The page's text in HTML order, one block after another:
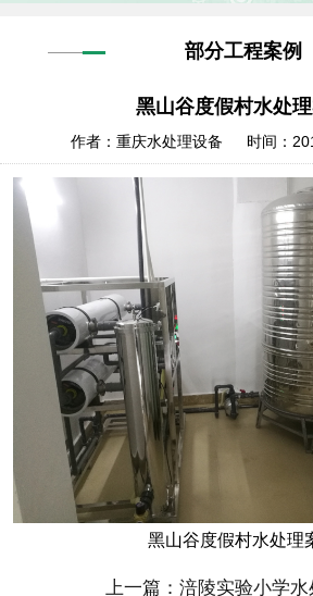
部分工程案例
黑山谷度假村水处
作者：重庆水处理设备 时间：
黑山谷度假村水处理
上一篇：涪陵实验小学水